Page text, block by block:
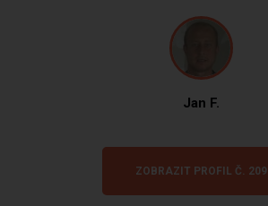
Jan F.
ZOBRAZIT PROFIL Č. 209